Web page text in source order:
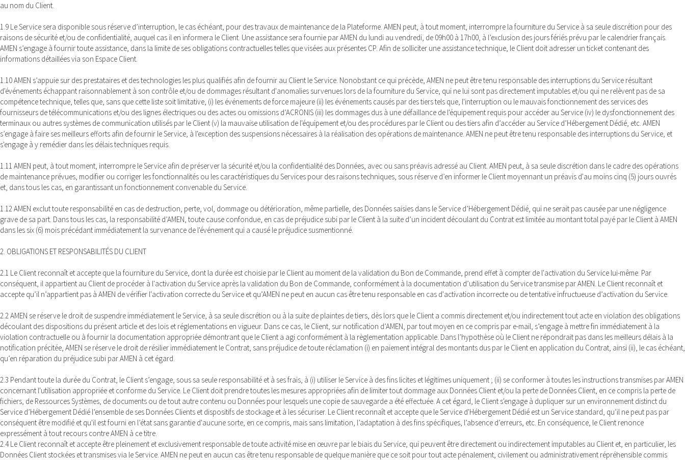
au nom du Client.
1.9 Le Service sera disponible sous réserve d’interruption, le cas échéant, pour des travaux de maintenance de la Plateforme. AMEN peut, à tout moment, interrompre la fourniture du Service à sa seule discrétion pour des
raisons de sécurité et/ou de confidentialité, auquel cas il en informera le Client. Une assistance sera fournie par AMEN du lundi au vendredi, de 09h00 à 17h00, à l’exclusion des jours fériés prévu par le calendrier français.
AMEN s’engage à fournir toute assistance, dans la limite de ses obligations contractuelles telles que visées aux présentes CP. Afin de solliciter une assistance technique, le Client doit adresser un ticket contenant des
informations détaillées via son Espace Client.
1.10 AMEN s’appuie sur des prestataires et des technologies les plus qualifiés afin de fournir au Client le Service. Nonobstant ce qui précède, AMEN ne peut être tenu responsable des interruptions du Service résultant
d'événements échappant raisonnablement à son contrôle et/ou de dommages résultant d'anomalies survenues lors de la fourniture du Service, qui ne lui sont pas directement imputables et/ou qui ne relèvent pas de sa
compétence technique, telles que, sans que cette liste soit limitative, (i) les événements de force majeure (ii) les événements causés par des tiers tels que, l'interruption ou le mauvais fonctionnement des services des
fournisseurs de télécommunications et/ou des lignes électriques ou des actes ou omissions d’ACRONIS (iii) les dommages dus à une défaillance de l'équipement requis pour accéder au Service (iv) le dysfonctionnement des
terminaux ou autres systèmes de communication utilisés par le Client (v) la mauvaise utilisation de l'équipement et/ou des procédures par le Client ou des tiers afin d’accéder au Service d’Hébergement Dédié, etc. AMEN
s’engage à faire ses meilleurs efforts afin de fournir le Service, à l'exception des suspensions nécessaires à la réalisation des opérations de maintenance. AMEN ne peut être tenu responsable des interruptions du Service, et
s'engage à y remédier dans les délais techniques requis.
1.11 AMEN peut, à tout moment, interrompre le Service afin de préserver la sécurité et/ou la confidentialité des Données, avec ou sans préavis adressé au Client. AMEN peut, à sa seule discrétion dans le cadre des opérations
de maintenance prévues, modifier ou corriger les fonctionnalités ou les caractéristiques du Services pour des raisons techniques, sous réserve d’en informer le Client moyennant un préavis d'au moins cinq (5) jours ouvrés
et, dans tous les cas, en garantissant un fonctionnement convenable du Service.
1.12 AMEN exclut toute responsabilité en cas de destruction, perte, vol, dommage ou détérioration, même partielle, des Données saisies dans le Service d’Hébergement Dédié, qui ne serait pas causée par une négligence
grave de sa part. Dans tous les cas, la responsabilité d’AMEN, toute cause confondue, en cas de préjudice subi par le Client à la suite d’un incident découlant du Contrat est limitée au montant total payé par le Client à AMEN
dans les six (6) mois précédant immédiatement la survenance de l'événement qui a causé le préjudice susmentionné.
2. OBLIGATIONS ET RESPONSABILITÉS DU CLIENT
2.1 Le Client reconnaît et accepte que la fourniture du Service, dont la durée est choisie par le Client au moment de la validation du Bon de Commande, prend effet à compter de l'activation du Service lui-même. Par
conséquent, il appartient au Client de procéder à l'activation du Service après la validation du Bon de Commande, conformément à la documentation d’utilisation du Service transmise par AMEN. Le Client reconnaît et
accepte qu’il n’appartient pas à AMEN de vérifier l'activation correcte du Service et qu’AMEN ne peut en aucun cas être tenu responsable en cas d'activation incorrecte ou de tentative infructueuse d’activation du Service.
2.2 AMEN se réserve le droit de suspendre immédiatement le Service, à sa seule discrétion ou à la suite de plaintes de tiers, dès lors que le Client a commis directement et/ou indirectement tout acte en violation des obligations
découlant des dispositions du présent article et des lois et réglementations en vigueur. Dans ce cas, le Client, sur notification d’AMEN, par tout moyen en ce compris par e-mail, s’engage à mettre fin immédiatement à la
violation contractuelle ou à fournir la documentation appropriée démontrant que le Client a agi conformément à la règlementation applicable. Dans l’hypothèse où le Client ne répondrait pas dans les meilleurs délais à la
notification précitée, AMEN se réserve le droit de résilier immédiatement le Contrat, sans préjudice de toute réclamation (i) en paiement intégral des montants dus par le Client en application du Contrat, ainsi (ii), le cas échéant,
qu’en réparation du préjudice subi par AMEN à cet égard.
2.3 Pendant toute la durée du Contrat, le Client s’engage, sous sa seule responsabilité et à ses frais, à (i) utiliser le Service à des fins licites et légitimes uniquement ; (ii) se conformer à toutes les instructions transmises par AMEN
concernant l'utilisation appropriée et conforme du Service. Le Client doit prendre toutes les mesures appropriées afin de limiter tout dommage aux Données Client et/ou la perte de Données Client, en ce compris la perte de
fichiers, de Ressources Systèmes, de documents ou de tout autre contenu ou Données pour lesquels une copie de sauvegarde a été effectuée. A cet égard, le Client s'engage à dupliquer sur un environnement distinct du
Service d’Hébergement Dédié l’ensemble de ses Données Clients et dispositifs de stockage et à les sécuriser. Le Client reconnaît et accepte que le Service d'Hébergement Dédié est un Service standard, qu’il ne peut pas par
conséquent être modifié et qu'il est fourni en l’état sans garantie d'aucune sorte, en ce compris, mais sans limitation, l’adaptation à des fins spécifiques, l’absence d’erreurs, etc. En conséquence, le Client renonce
expressément à tout recours contre AMEN à ce titre.
2.4 Le Client reconnaît et accepte être pleinement et exclusivement responsable de toute activité mise en œuvre par le biais du Service, qui peuvent être directement ou indirectement imputables au Client et, en particulier, les
Données Client stockées et transmises via le Service. AMEN ne peut en aucun cas être tenu responsable de quelque manière que ce soit pour tout acte pénalement, civilement ou administrativement répréhensible commis